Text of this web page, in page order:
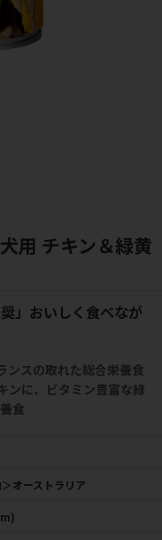
用 チキン＆緑黄
」おいしく食べなが
ンスの取れた総合栄養食
ンに、ビタミン豊富な緑
食
オーストラリア